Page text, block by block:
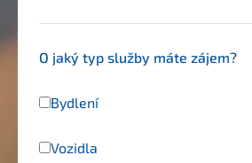
O jaký typ služby máte zájem?
Bydlení
Vozidla